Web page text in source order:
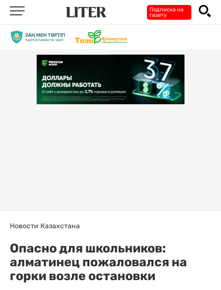
Подписка на
газету
Новости Казахстана
Опасно для школьников:
алматинец пожаловался на
горки возле остановки